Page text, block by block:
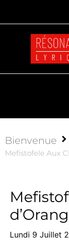
Bienvenue
Mefistofele Aux
Lundi 9 Juillet